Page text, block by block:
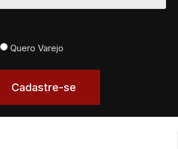
Quero Varejo
Cadastre-se